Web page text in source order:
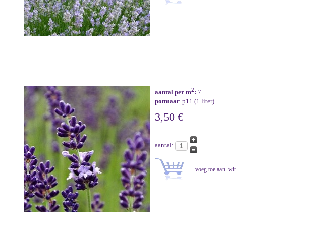
aantal per m2: 7
potmaat: p11 (1 liter)
3,50 €
aantal: